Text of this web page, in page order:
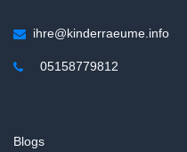
ihre@kinderraeume.info
05158779812
Blogs